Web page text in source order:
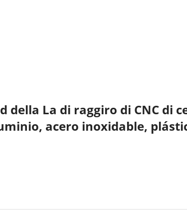
della La di raggiro di CNC di
acero inoxidable,